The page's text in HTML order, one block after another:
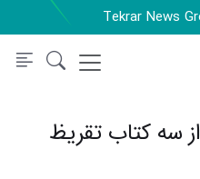
Tekrar News
سه کتاب تقریظ